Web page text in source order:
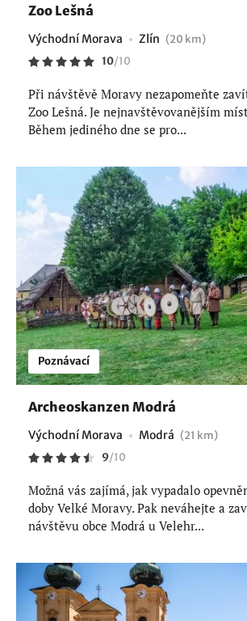
Zoo Lešná
Východní Morava Zlín (20 km)
10/10
Při návštěvě Moravy nezapomeňte
Zoo Lešná. Je nejnavštěvovanějším
Během jediného dne se pro...
Poznávací
Archeoskanzen Modrá
Východní Morava Modrá (21 km)
9/10
Možná vás zajímá, jak vypadalo
doby Velké Moravy. Pak neváhejte a
návštěvu obce Modrá u Velehr...